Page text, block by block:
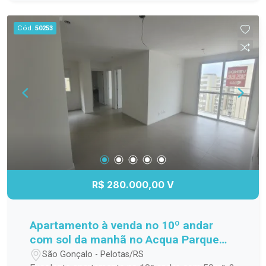
poliesportiva, salão de festas, sala de jogos,
playground, espaço pet, portaria 24 horas e muito
Parque Una, Shopping Pelotas e ao centro da
excelente imóvel!
Cód. 50253
R$ 280.000,00 V
Apartamento à venda no 10º andar
com sol da manhã no Acqua Parque
Residence!
São Gonçalo - Pelotas/RS